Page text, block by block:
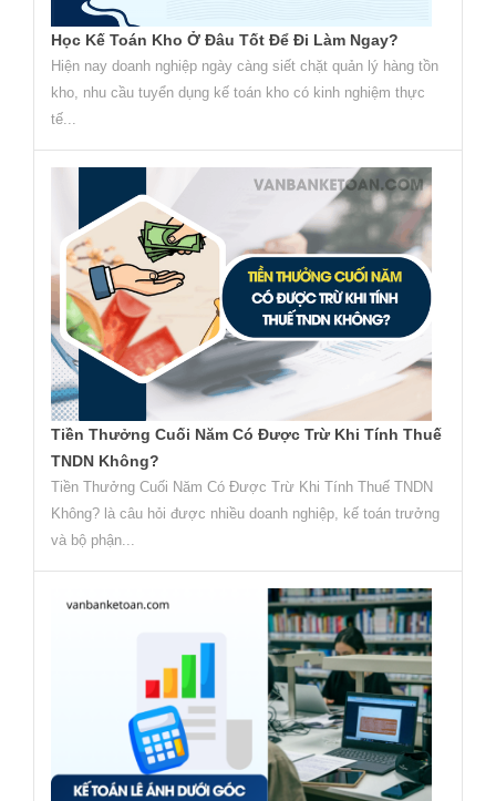
Học Kế Toán Kho Ở Đâu Tốt Để Đi Làm Ngay?
Hiện nay doanh nghiệp ngày càng siết chặt quản lý hàng tồn
kho, nhu cầu tuyển dụng kế toán kho có kinh nghiệm thực
tế...
Tiền Thưởng Cuối Năm Có Được Trừ Khi Tính Thuế
TNDN Không?
Tiền Thưởng Cuối Năm Có Được Trừ Khi Tính Thuế TNDN
Không? là câu hỏi được nhiều doanh nghiệp, kế toán trưởng
và bộ phận...